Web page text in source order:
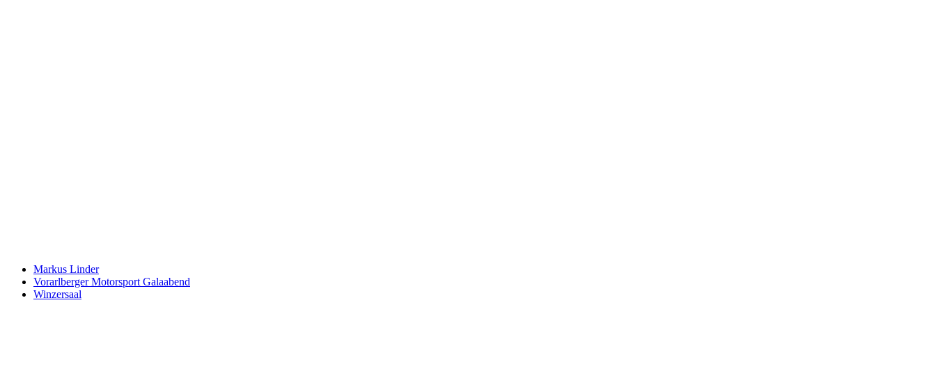
Markus Linder
Vorarlberger Motorsport Galaabend
Winzersaal